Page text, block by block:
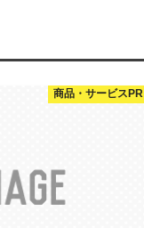
商品・サービスPR